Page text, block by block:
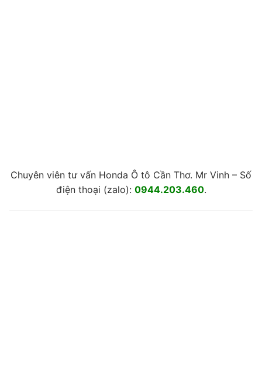
Chuyên viên tư vấn Honda Ô tô Cần Thơ. Mr Vinh – Số
điện thoại (zalo): 0944.203.460.